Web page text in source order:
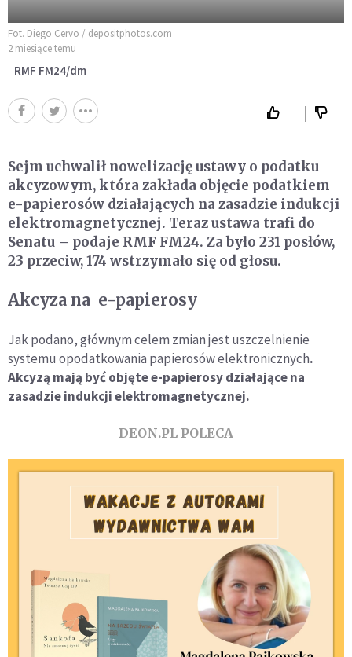
Fot. Diego Cervo / depositphotos.com
2 miesiące temu
RMF FM24/dm
Sejm uchwalił nowelizację ustawy o podatku
akcyzowym, która zakłada objęcie podatkiem
e-papierosów działających na zasadzie indukcji
elektromagnetycznej. Teraz ustawa trafi do
Senatu – podaje RMF FM24. Za było 231 posłów,
23 przeciw, 174 wstrzymało się od głosu.
Akcyza na e-papierosy
Jak podano, głównym celem zmian jest uszczelnienie
systemu opodatkowania papierosów elektronicznych.
Akcyzą mają być objęte e-papierosy działające na
zasadzie indukcji elektromagnetycznej.
DEON.PL POLECA